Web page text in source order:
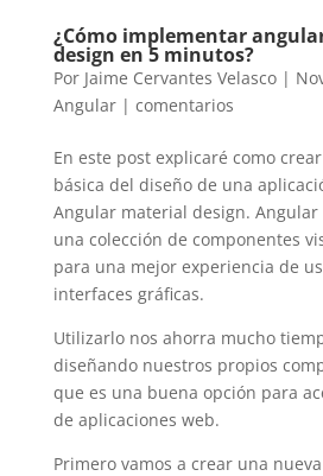
¿Cómo implementar
design en 5 minutos?
Por Jaime Cervantes Velasco|
Angular| comentarios
En este post explicaré como
básica del diseño de una
Angular material design.
una colección de componentes
para una mejor experiencia de
interfaces gráficas.
Utilizarlo nos ahorra mucho
diseñando nuestros propios
que es una buena opción para
de aplicaciones web.
Primero vamos a crear una